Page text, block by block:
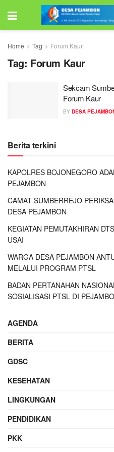
Home Tag Forum Kaur
Tag: Forum Kaur
Sekcam
Forum Kaur
BY DESA
Berita terkini
KAPOLRES BOJONEGORO
PEJAMBON
CAMAT SUMBERREJO
DESA PEJAMBON
KEGIATAN PEMUTAKHIRAN
USAI
WARGA DESA PEJAMBON
MELALUI PROGRAM PTSL
BADAN PERTANAHAN
SOSIALISASI PTSL DI
AGENDA
BERITA
GDSC
KESEHATAN
LINGKUNGAN
PENDIDIKAN
PKK